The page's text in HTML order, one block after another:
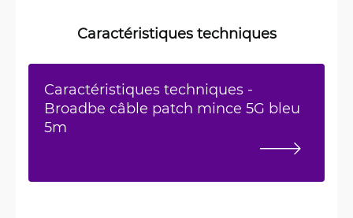
Caractéristiques techniques
Caractéristiques techniques -
Broadbe câble patch mince 5G bleu
5m